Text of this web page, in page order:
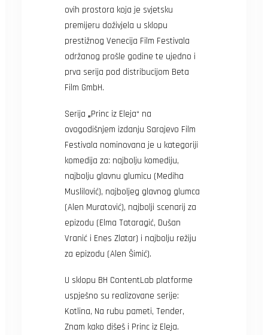
ovih prostora koja je svjetsku
premijeru doživjela u sklopu
prestižnog Venecija Film Festivala
održanog prošle godine te ujedno i
prva serija pod distribucijom Beta
Film GmbH.
Serija „Princ iz Eleja“ na
ovogodišnjem izdanju Sarajevo Film
Festivala nominovana je u kategoriji
komedija za: najbolju komediju,
najbolju glavnu glumicu (Mediha
Muslilović), najboljeg glavnog glumca
(Alen Muratović), najbolji scenarij za
epizodu (Elma Tataragić, Dušan
Vranić i Enes Zlatar) i najbolju režiju
za epizodu (Alen Šimić).
U sklopu BH ContentLab platforme
uspješno su realizovane serije:
Kotlina, Na rubu pameti, Tender,
Znam kako dišeš i Princ iz Eleja.